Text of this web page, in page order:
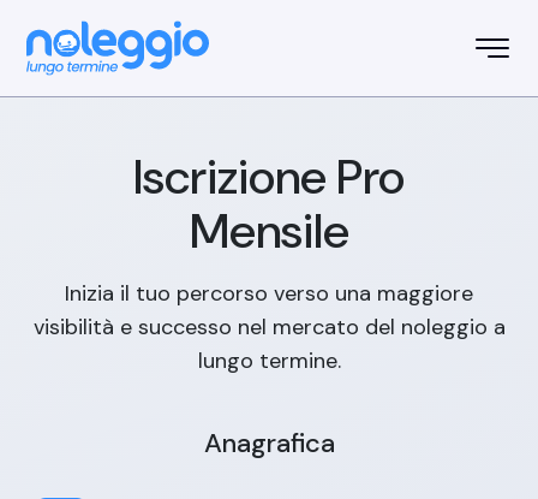
Iscrizione Pro
Mensile
Inizia il tuo percorso verso una maggiore
visibilità e successo nel mercato del noleggio a
lungo termine.
Anagrafica